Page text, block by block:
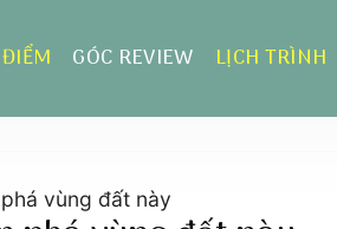
GÓC REVIEW LỊCH TRÌNH
vùng đất này